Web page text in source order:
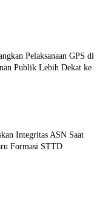
Pelaksanaan GPS di
Publik Lebih Dekat ke
Integritas ASN Saat
Formasi STTD